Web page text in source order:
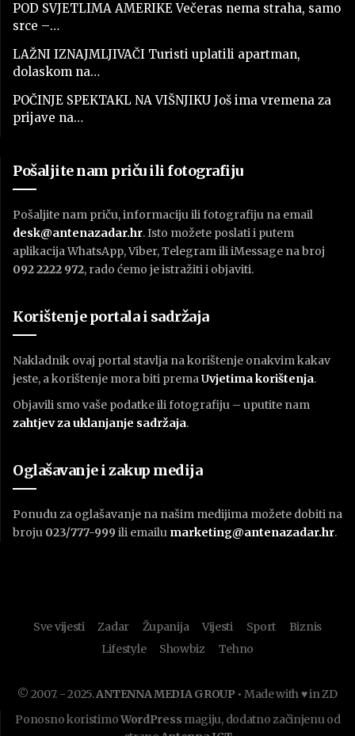
POD SVJETLIMA AMERIKE Večeras nema straha, samo
srce –…
LAŽNI IZNAJMLJIVAČI Turisti uplatili apartman,
dolaskom na…
POČINJE SPEKTAKL NA VIŠNJIKU Još ima vremena za
prijave na…
Pošaljite nam priču ili fotografiju
Pošaljite nam priču, informaciju ili fotografiju na email
desk@antenazadar.hr. Isto možete poslati i putem
aplikacija WhatsApp, Viber, Telegram ili iMessage na broj
092 2222 972, rado ćemo je istražiti i objaviti.
Korištenje portala i sadržaja
Nakladnik ovaj portal stavlja na korištenje onakvim kakav
jeste, a korištenje mora biti premaUvjetima korištenja.
Objavili smo vaše podatke ili fotografiju – uputite nam
zahtjev za uklanjanje sadržaja.
Oglašavanje i zakup medija
Ponudu za oglašavanje na našim medijima možete dobiti na
broju 023/777-999 ili emailu marketing@antenazadar.hr.
Sve vijesti Zadar Županija Vijesti Sport
Biznis
Lifestyle
Showbiz Tehno
© 2007. - 2025.ANTENNA MEDIA GROUP • Made with ♥ in ZD
Ponosno koristimoWordPress magiju, dodatno začinjenu od